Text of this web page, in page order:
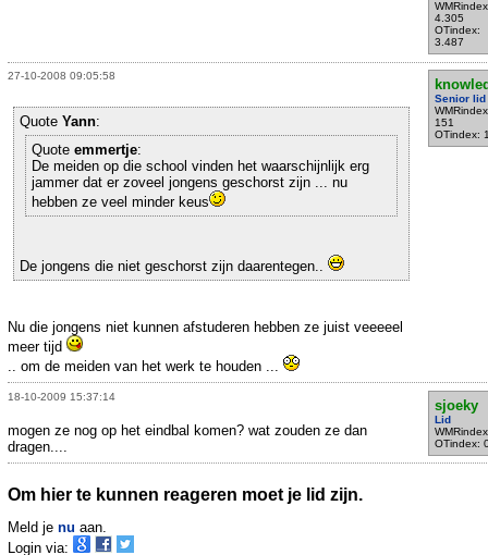
4.305
OTindex:
3.487
27-10-2008 09:05:58
Senior lid
151
OTindex:
Quote Yann:
Quote emmertje:
De meiden op die school vinden het waarschijnlijk erg
jammer dat er zoveel jongens geschorst zijn ... nu
hebben ze veel minder keus
De jongens die niet geschorst zijn daarentegen..
Nu die jongens niet kunnen afstuderen hebben ze juist veeeeel
meer tijd
.. om de meiden van het werk te houden ...
18-10-2009 15:37:14
sjoeky
Lid
OTindex:
mogen ze nog op het eindbal komen? wat zouden ze dan
dragen....
Om hier te kunnen reageren moet je lid zijn.
Meld je nu aan.
Login via: